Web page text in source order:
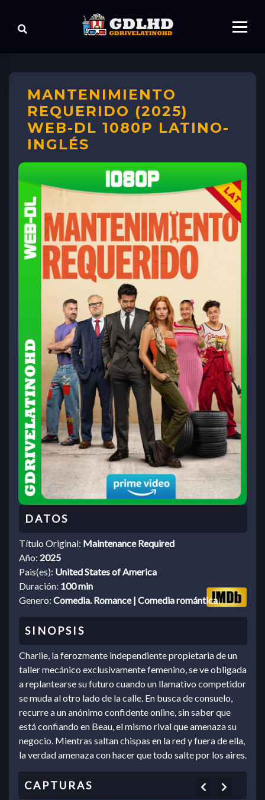
MANTENIMIENTO
REQUERIDO (2025)
WEB-DL 1080P LATINO-
INGLÉS
Título Original: Maintenance Required
Año: 2025
Pais(es): United States of America
Duración: 100 min
Genero: Comedia. Romance | Comedia romántica
Charlie, la ferozmente independiente propietaria de un
taller mecánico exclusivamente femenino, se ve obligada
a replantearse su futuro cuando un llamativo competidor
se muda al otro lado de la calle. En busca de consuelo,
recurre a un anónimo confidente online, sin saber que
está confiando en Beau, el mismo rival que amenaza su
negocio. Mientras saltan chispas en la red y fuera de ella,
la verdad amenaza con hacer que todo salte por los aires.
Previous